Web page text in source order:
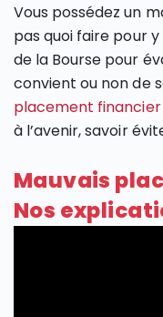
Vous possédez un
pas quoi faire pour
de la Bourse pour
convient ou non de
placement financier
à l’avenir, savoir
Mauvais
Nos